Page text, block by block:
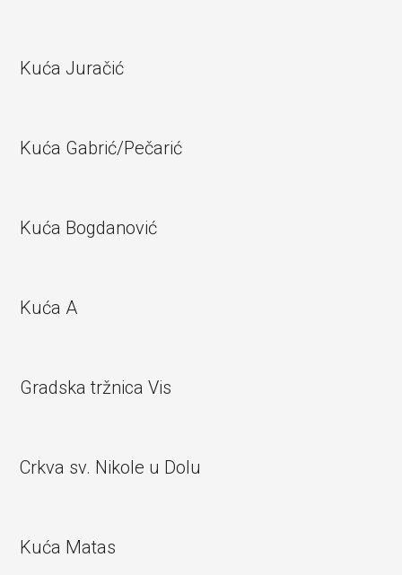
Kuća Juračić
Kuća Gabrić/Pečarić
Kuća Bogdanović
Kuća A
Gradska tržnica Vis
Crkva sv. Nikole u Dolu
Kuća Matas